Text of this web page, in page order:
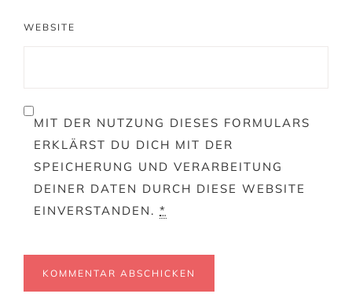
WEBSITE
MIT DER NUTZUNG DIESES FORMULARS
ERKLÄRST DU DICH MIT DER
SPEICHERUNG UND VERARBEITUNG
DEINER DATEN DURCH DIESE WEBSITE
EINVERSTANDEN. *